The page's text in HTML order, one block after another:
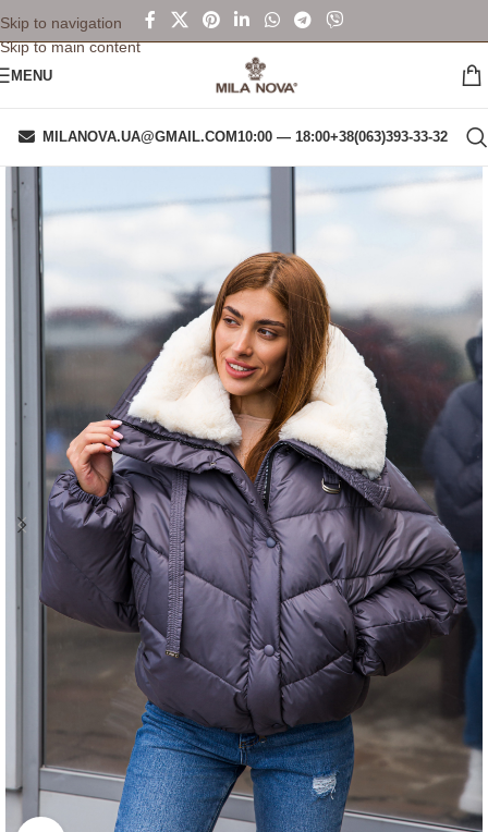
Skip to navigation
Skip to main content
MENU
MILANOVA.UA@GMAIL.COM10:00 — 18:00+38(063)393-33-32